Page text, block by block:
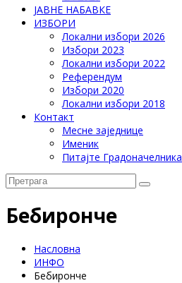
ЈАВНЕ НАБАВКЕ
ИЗБОРИ
Локални избори 2026
Избори 2023
Локални избори 2022
Референдум
Избори 2020
Локални избори 2018
Контакт
Месне заједнице
Именик
Питајте Градоначелника
Бебиронче
Насловна
ИНФО
Бебиронче